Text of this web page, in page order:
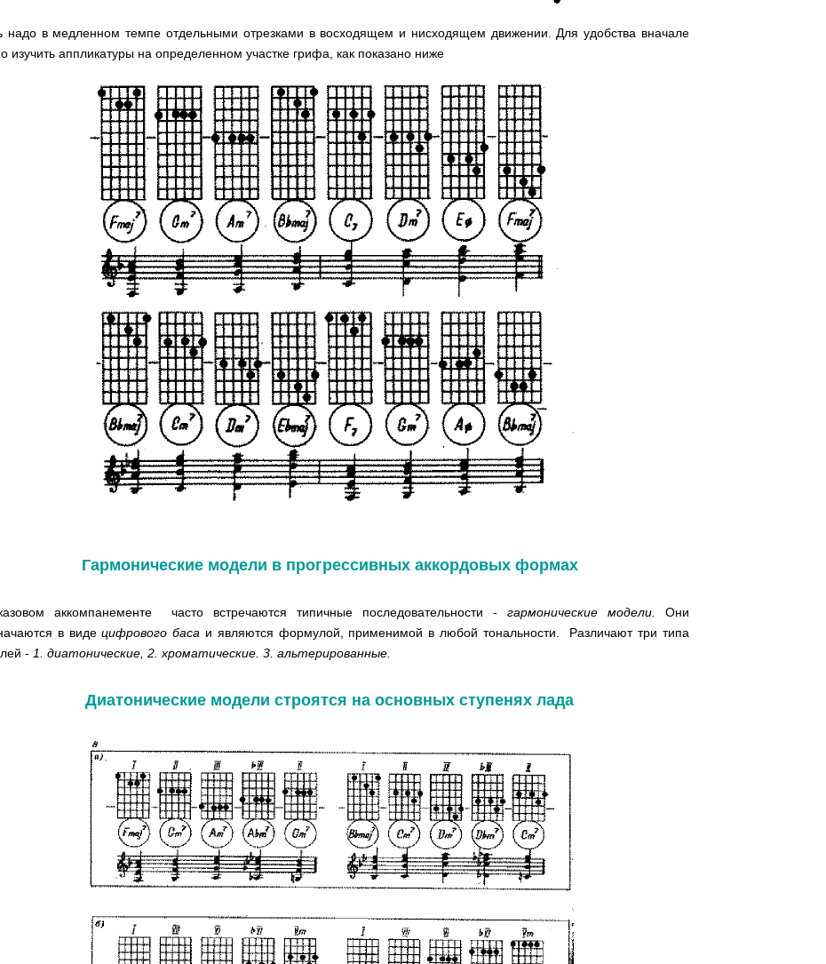
надо в медленном темпе отдельными отрезками в восходящем и нисходящем движении. Для удобства вначале
изучить аппликатуры на определенном участке грифа, как показано ниже
Гармонические модели в прогрессивных аккордовых формах
аккомпанементе часто встречаются типичные последовательности - гармонические модели. Они
в видецифрового баса и являются формулой, применимой в любой тональности. Различают три типа
- 1. диатонические, 2. хроматические. 3. альтерированные.
Диатонические модели строятся на основных ступенях лада